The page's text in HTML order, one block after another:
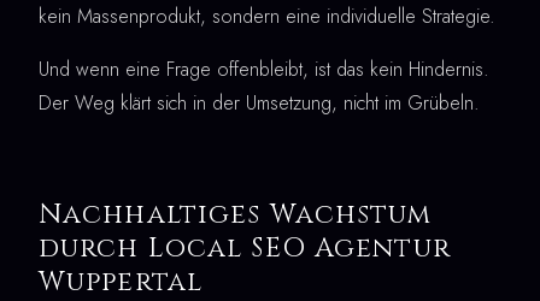
kein Massenprodukt, sondern eine individuelle Strategie.
Und wenn eine Frage offenbleibt, ist das kein Hindernis.
Der Weg klärt sich in der Umsetzung, nicht im Grübeln.
Nachhaltiges Wachstum
durch Local SEO Agentur
Wuppertal